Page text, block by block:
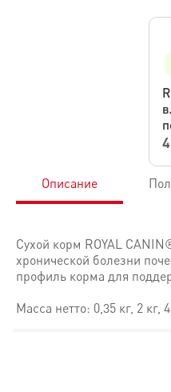
Описание
Сухой корм ROYAL
хронической болезни
профиль корма для
Масса нетто: 0,35 кг, 2 кг,